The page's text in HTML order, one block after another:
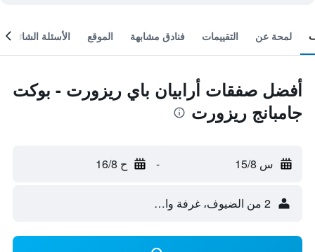
لمحة عن التقييمات فنادق مشابهة الموقع الأسئلة الشائعة
أفضل صفقات أرابيان باي ريزورت - بوكت
جامبانج ريزورت
س 15/8 - ح 16/8
2 من الضيوف، غرفة واحدة